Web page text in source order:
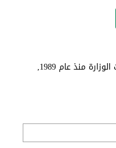
للاطلاع على الشخصيات التى ترأست الوزارة منذ عام 1989,